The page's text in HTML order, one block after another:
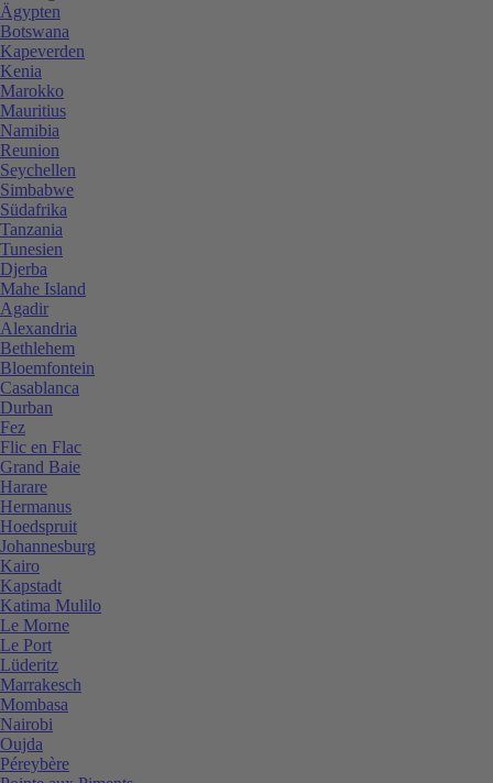
Ägypten
Botswana
Kapeverden
Kenia
Marokko
Mauritius
Namibia
Reunion
Seychellen
Simbabwe
Südafrika
Tanzania
Tunesien
Djerba
Mahe Island
Agadir
Alexandria
Bethlehem
Bloemfontein
Casablanca
Durban
Fez
Flic en Flac
Grand Baie
Harare
Hermanus
Hoedspruit
Johannesburg
Kairo
Kapstadt
Katima Mulilo
Le Morne
Le Port
Lüderitz
Marrakesch
Mombasa
Nairobi
Oujda
Péreybère